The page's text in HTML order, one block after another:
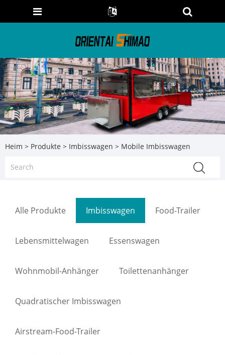
Heim > Produkte > Imbisswagen > Mobile Imbisswagen
Alle Produkte Imbisswagen Food-Trailer
Lebensmittelwagen Essenswagen
Wohnmobil-Anhänger Toilettenanhänger
Quadratischer Imbisswagen
Airstream-Food-Trailer